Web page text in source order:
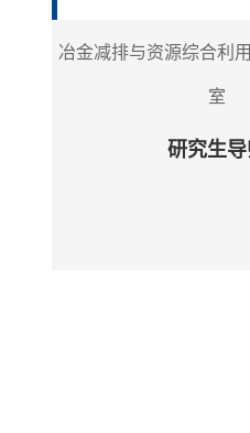
冶金减排与资源综合利
室
研究生导